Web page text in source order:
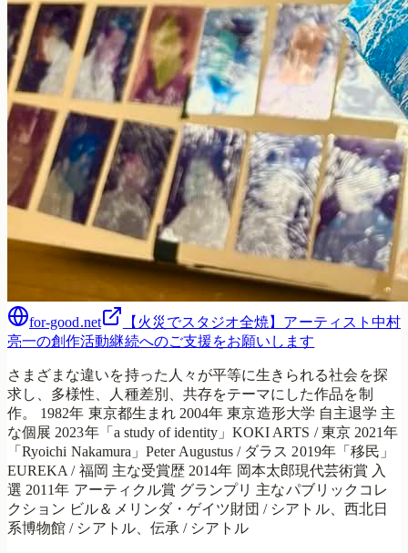
for-good.net
【火災でスタジオ全焼】アーティスト中村
亮一の創作活動継続へのご支援をお願いします
さまざまな違いを持った人々が平等に生きられる社会を探
求し、多様性、人種差別、共存をテーマにした作品を制
作。 1982年 東京都生まれ 2004年 東京造形大学 自主退学 主
な個展 2023年「a study of identity」KOKI ARTS / 東京 2021年
「Ryoichi Nakamura」Peter Augustus / ダラス 2019年「移民」
EUREKA / 福岡 主な受賞歴 2014年 岡本太郎現代芸術賞 入
選 2011年 アーティクル賞 グランプリ 主なパブリックコレ
クション ビル＆メリンダ・ゲイツ財団 / シアトル、西北日
系博物館 / シアトル、伝承 / シアトル